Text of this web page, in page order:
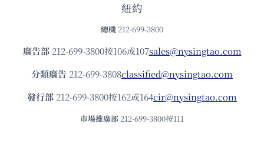
紐約
總機 212-699-3800
廣告部212-699-3800按106或107sales@nysingtao.com
分類廣告 212-699-3808classified@nysingtao.com
發⾏部 212-699-3800按162或164cir@nysingtao.com
市場推廣部 212-699-3800按111